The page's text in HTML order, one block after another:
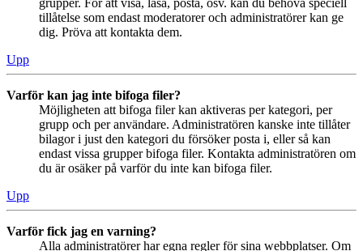
grupper. För att visa, läsa, posta, osv. kan du behöva speciell
tillåtelse som endast moderatorer och administratörer kan ge
dig. Pröva att kontakta dem.
Upp
Varför kan jag inte bifoga filer?
Möjligheten att bifoga filer kan aktiveras per kategori, per
grupp och per användare. Administratören kanske inte tillåter
bilagor i just den kategori du försöker posta i, eller så kan
endast vissa grupper bifoga filer. Kontakta administratören om
du är osäker på varför du inte kan bifoga filer.
Upp
Varför fick jag en varning?
Alla administratörer har egna regler för sina webbplatser. Om